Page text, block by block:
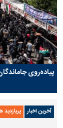
پیاده‌روی
آخرین اخبار پربازدید